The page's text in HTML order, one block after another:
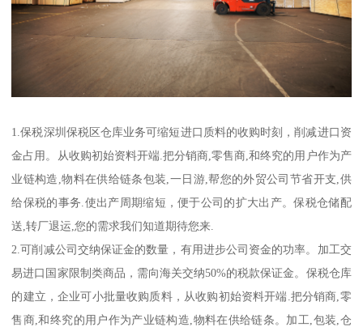
1.保税深圳保税区仓库业务可缩短进口质料的收购时刻，削减进口资
金占用。从收购初始资料开端.把分销商,零售商,和终究的用户作为产
业链构造,物料在供给链条包装,一日游,帮您的外贸公司节省开支,供
给保税的事务.使出产周期缩短，便于公司的扩大出产。保税仓储配
送,转厂退运,您的需求我们知道期待您来.
2.可削减公司交纳保证金的数量，有用进步公司资金的功率。加工交
易进口国家限制类商品，需向海关交纳50%的税款保证金。保税仓库
的建立，企业可小批量收购质料，从收购初始资料开端.把分销商,零
售商,和终究的用户作为产业链构造,物料在供给链条。加工,包装,仓